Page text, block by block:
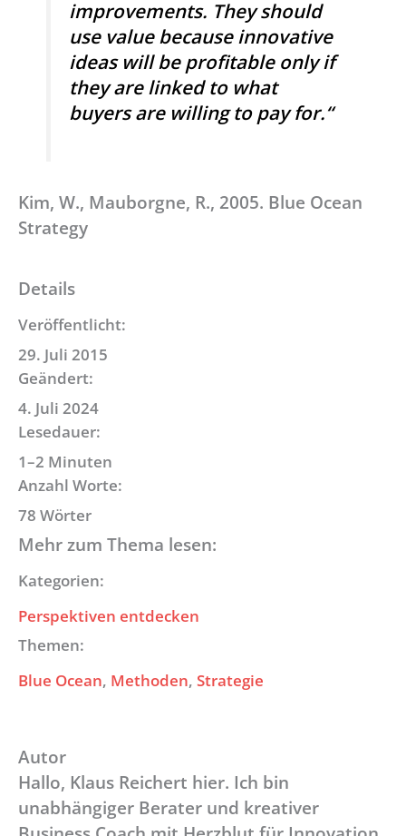
improvements. They should
use value because innovative
ideas will be profitable only if
they are linked to what
buyers are willing to pay for.“
Kim, W., Mauborgne, R., 2005. Blue Ocean
Strategy
Details
Veröffentlicht:
29. Juli 2015
Geändert:
4. Juli 2024
Lesedauer:
1–2 Minuten
Anzahl Worte:
78 Wörter
Mehr zum Thema lesen:
Kategorien:
Perspektiven entdecken
Themen:
Blue Ocean, Methoden, Strategie
Autor
Hallo, Klaus Reichert hier. Ich bin
unabhängiger Berater und kreativer